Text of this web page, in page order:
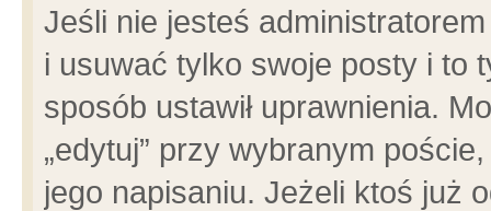
Jeśli nie jesteś
i usuwać tylko swoje posty i to
sposób ustawił uprawnienia.
„edytuj” przy wybranym
jego napisaniu. Jeżeli ktoś już